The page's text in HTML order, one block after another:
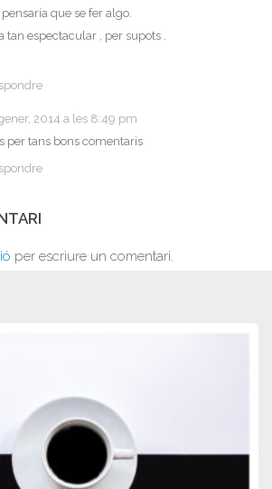
que se fer algo.
tan espectacular , per supots .
2014 a les 8:49 pm
per tans bons comentaris
per escriure un comentari.